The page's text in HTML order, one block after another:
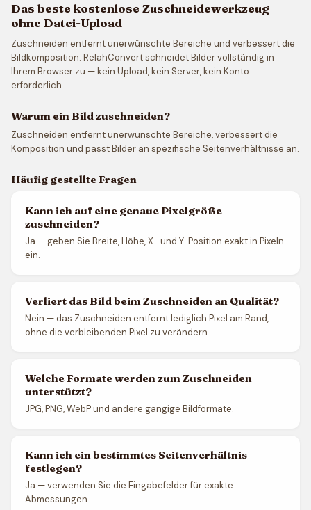
Das beste kostenlose Zuschneidewerkzeug
ohne Datei-Upload
Zuschneiden entfernt unerwünschte Bereiche und verbessert die
Bildkomposition. RelahConvert schneidet Bilder vollständig in
Ihrem Browser zu — kein Upload, kein Server, kein Konto
erforderlich.
Warum ein Bild zuschneiden?
Zuschneiden entfernt unerwünschte Bereiche, verbessert die
Komposition und passt Bilder an spezifische Seitenverhältnisse an.
Häufig gestellte Fragen
Kann ich auf eine genaue Pixelgröße
zuschneiden?
Ja — geben Sie Breite, Höhe, X- und Y-Position exakt in Pixeln
ein.
Verliert das Bild beim Zuschneiden an Qualität?
Nein — das Zuschneiden entfernt lediglich Pixel am Rand,
ohne die verbleibenden Pixel zu verändern.
Welche Formate werden zum Zuschneiden
unterstützt?
JPG, PNG, WebP und andere gängige Bildformate.
Kann ich ein bestimmtes Seitenverhältnis
festlegen?
Ja — verwenden Sie die Eingabefelder für exakte
Abmessungen.